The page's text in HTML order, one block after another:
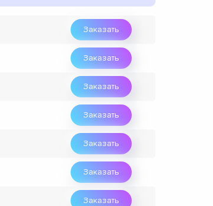
Заказать
Заказать
Заказать
Заказать
Заказать
Заказать
Заказать